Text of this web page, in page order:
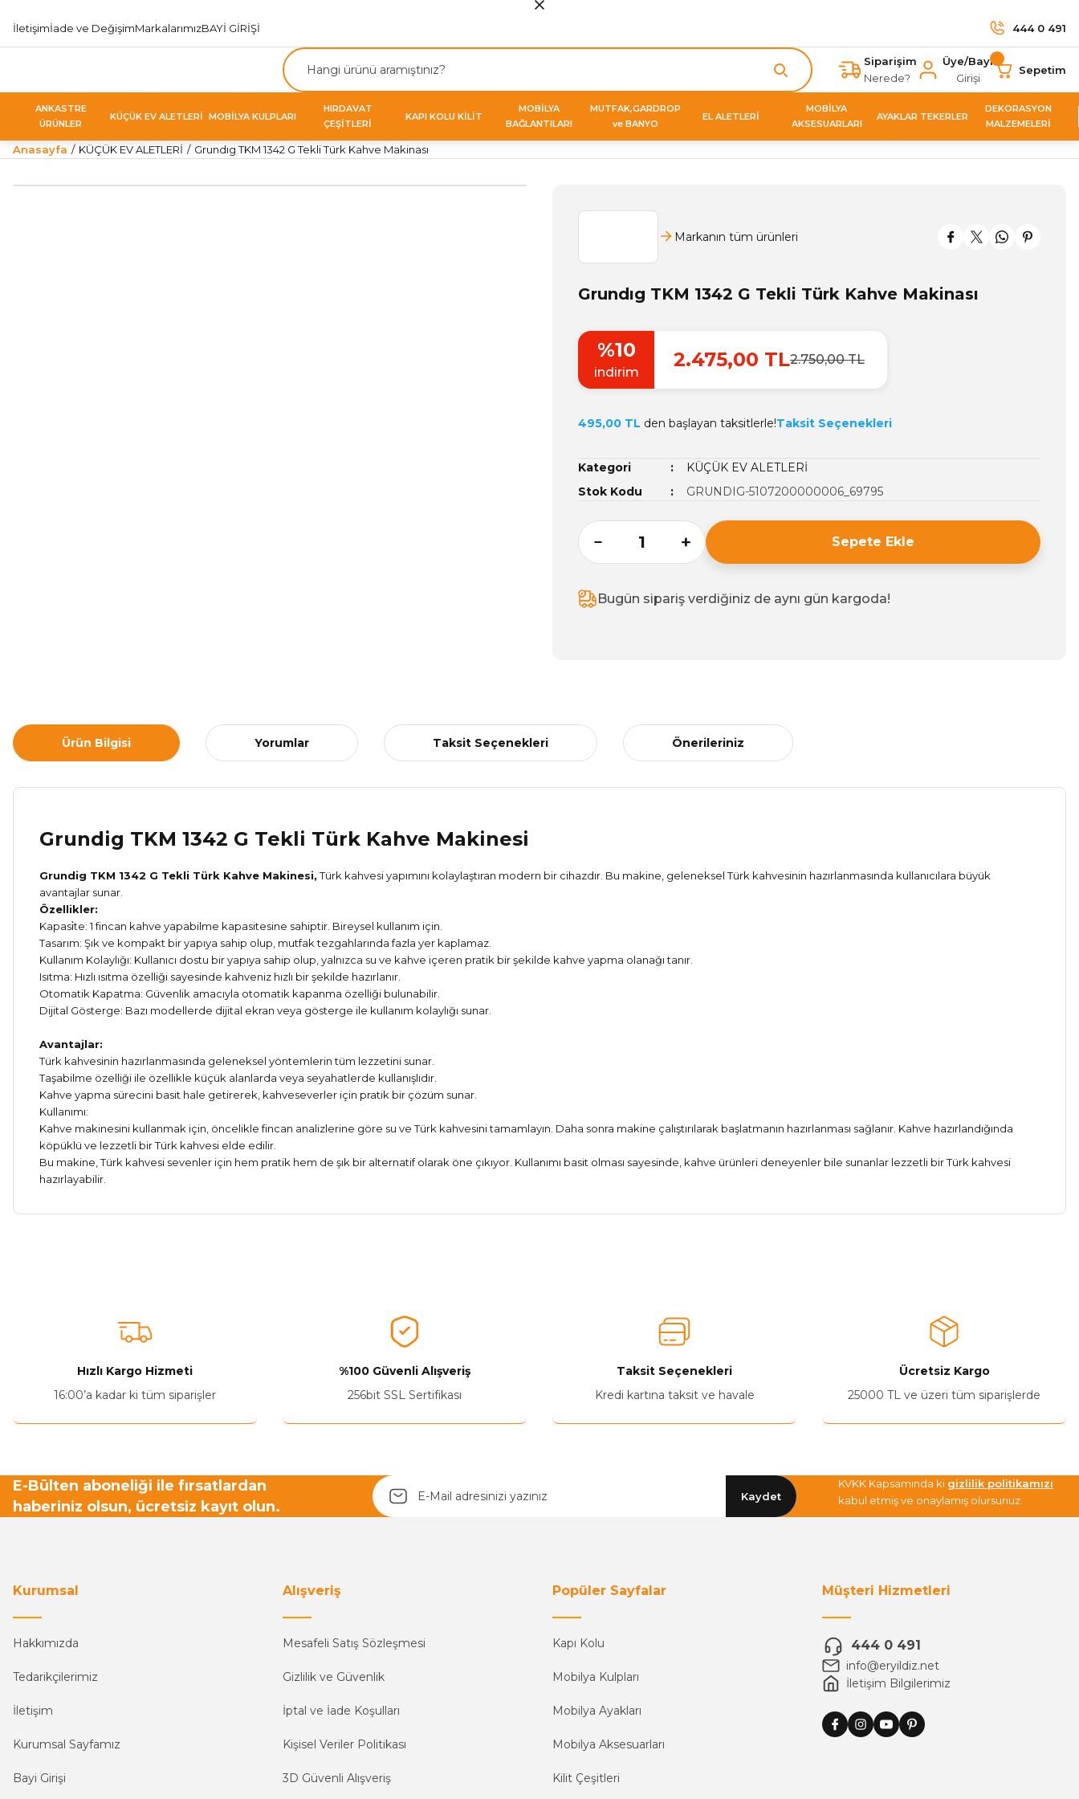
İletişimİade ve DeğişimMarkalarımızBAYİ GİRİŞİ 444 0 491
Siparişim
Nerede?
Üye/Bayi
Girişi
Sepetim
ANKASTRE
ÜRÜNLER
KÜÇÜK EV ALETLERİ MOBİLYA KULPLARI
HIRDAVAT
ÇEŞİTLERİ
KAPI KOLU KİLİT
MOBİLYA
BAĞLANTILARI
MUTFAK,GARDROP
ve BANYO
EL ALETLERİ
MOBİLYA
AKSESUARLARI
AYAKLAR TEKERLER
DEKORASYON
MALZEMELERİ
Anasayfa KÜÇÜK EV ALETLERİ Grundıg TKM 1342 G Tekli Türk Kahve Makinası
Markanın tüm ürünleri
Grundıg TKM 1342 G Tekli Türk Kahve Makinası
%10
indirim
2.475,00 TL2.750,00 TL
495,00 TL den başlayan taksitlerle!Taksit Seçenekleri
Kategori
KÜÇÜK EV ALETLERİ
Stok Kodu
GRUNDIG-5107200000006_69795
Sepete Ekle
Bugün sipariş verdiğiniz de aynı gün kargoda!
Ürün Bilgisi Yorumlar Taksit Seçenekleri Önerileriniz
Grundig TKM 1342 G Tekli Türk Kahve Makinesi
Grundig TKM 1342 G Tekli Türk Kahve Makinesi,Türk kahvesi yapımını kolaylaştıran modern bir cihazdır. Bu makine, geleneksel Türk kahvesinin hazırlanmasında kullanıcılara büyük
avantajlar sunar.
Özellikler:
Kapasi̇te: 1 fincan kahve yapabilme kapasitesine sahiptir. Bireysel kullanım için.
Tasarım: Şık ve kompakt bir yapıya sahip olup, mutfak tezgahlarında fazla yer kaplamaz.
Kullanım Kolaylığı: Kullanıcı dostu bir yapıya sahip olup, yalnızca su ve kahve içeren pratik bir şekilde kahve yapma olanağı tanır.
Isıtma: Hızlı ısıtma özelliği sayesinde kahveniz hızlı bir şekilde hazırlanır.
Otomatik Kapatma: Güvenlik amacıyla otomatik kapanma özelliği bulunabilir.
Dijital Gösterge: Bazı modellerde dijital ekran veya gösterge ile kullanım kolaylığı sunar.
Avantajlar:
Türk kahvesinin hazırlanmasında geleneksel yöntemlerin tüm lezzetini sunar.
Taşabilme özelliği ile özellikle küçük alanlarda veya seyahatlerde kullanışlıdır.
Kahve yapma sürecini basit hale getirerek, kahveseverler için pratik bir çözüm sunar.
Kullanımı:
Kahve makinesini kullanmak için, öncelikle fincan analizlerine göre su ve Türk kahvesini tamamlayın. Daha sonra makine çalıştırılarak başlatmanın hazırlanması sağlanır. Kahve hazırlandığında
köpüklü ve lezzetli bir Türk kahvesi elde edilir.
Bu makine, Türk kahvesi sevenler için hem pratik hem de şık bir alternatif olarak öne çıkıyor. Kullanımı basit olması sayesinde, kahve ürünleri deneyenler bile sunanlar lezzetli bir Türk kahvesi
hazırlayabilir.
Ürün açıklamasında eksik bilgiler bulunuyor.
Hızlı Kargo Hizmeti
16:00’a kadar ki tüm siparişler
%100 Güvenli Alışveriş
256bit SSL Sertifikası
Taksit Seçenekleri
Kredi kartına taksit ve havale
Ücretsiz Kargo
25000 TL ve üzeri tüm siparişlerde
E-Bülten aboneliği ile fırsatlardan
haberiniz olsun, ücretsiz kayıt olun.
Kaydet
KVKK Kapsamında ki gizlilik politikamızı
kabul etmiş ve onaylamış olursunuz.
Kurumsal
Hakkımızda
Tedarikçilerimiz
İletişim
Kurumsal Sayfamız
Bayi Girişi
Alışveriş
Mesafeli Satış Sözleşmesi
Gizlilik ve Güvenlik
İptal ve İade Koşulları
Kişisel Veriler Politikası
3D Güvenli Alışveriş
Popüler Sayfalar
Kapı Kolu
Mobilya Kulpları
Mobilya Ayakları
Mobilya Aksesuarları
Kilit Çeşitleri
Müşteri Hizmetleri
444 0 491
info@eryildiz.net
İletişim Bilgilerimiz